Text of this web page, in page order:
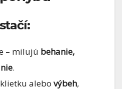
– milujú behanie,
.
alebo výbeh,